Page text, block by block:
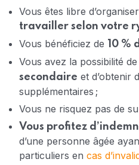
Vous êtes libre
travailler selon votre
Vous bénéficiez de 10 %
Vous avez la possibilité de
secondaire et d’obtenir
supplémentaires ;
Vous ne risquez pas de
Vous profitez
d’une personne âgée
particuliers en cas